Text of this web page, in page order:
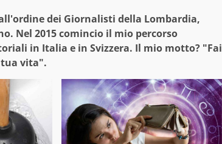
dei Giornalisti della Lombardia,
Nel 2015 comincio il mio percorso
in Italia e in Svizzera. Il mio motto? "Fai
tua vita".